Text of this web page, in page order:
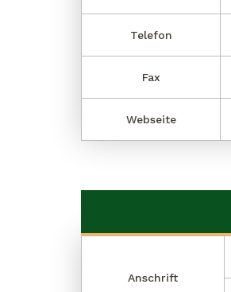
Telefon
Fax
Webseite
Anschrift